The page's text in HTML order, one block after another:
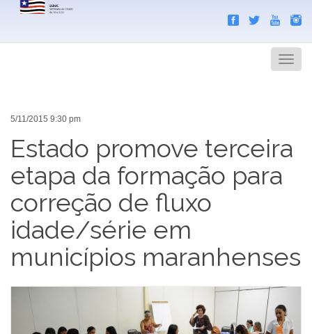
Menu
5/11/2015 9:30 pm
Estado promove terceira
etapa da formação para
correção de fluxo
idade/série em
municípios maranhenses